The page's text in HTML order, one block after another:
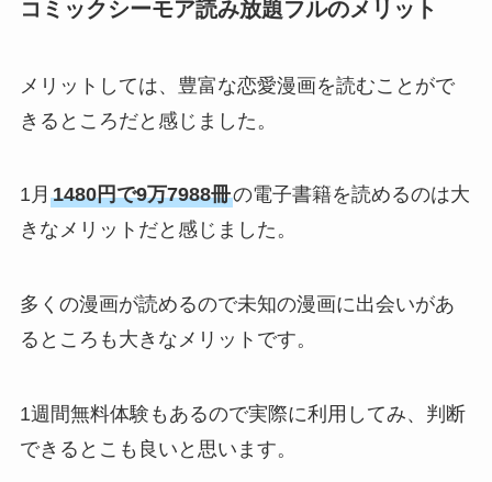
コミックシーモア読み放題フルのメリット
メリットしては、豊富な恋愛漫画を読むことがで
きるところだと感じました。
1月 1480円で9万7988冊の電子書籍を読めるのは大
きなメリットだと感じました。
多くの漫画が読めるので未知の漫画に出会いがあ
るところも大きなメリットです。
1週間無料体験もあるので実際に利用してみ、判断
できるとこも良いと思います。